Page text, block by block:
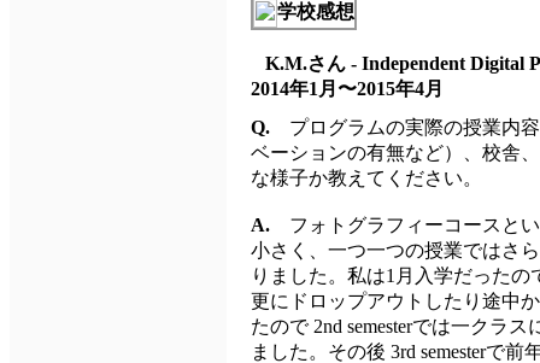
学校感想
K.M.さん - Independent Digital
2014年1月〜2015年4月
Q. プログラムの実際の授業内
ベーションの有無など）、校舎
な様子か教えてください。
A. フォトグラフィーコースと
小さく、一つ一つの授業ではさ
りました。私は1月入学だったの
更にドロップアウトしたり途中
たので 2nd semesterでは一クラ
ました。その後 3rd semesterで